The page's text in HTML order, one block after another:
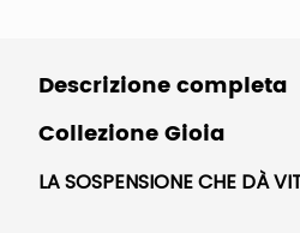
Descrizione completa
Collezione Gioia
LA SOSPENSIONE CHE DÀ